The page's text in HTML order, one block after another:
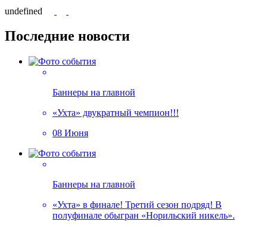
undefined
Последние новости
Баннеры на главной
«Ухта» двукратный чемпион!!!
08 Июня
Баннеры на главной
«Ухта» в финале! Третий сезон подряд! В
полуфинале обыгран «Норильский никель».